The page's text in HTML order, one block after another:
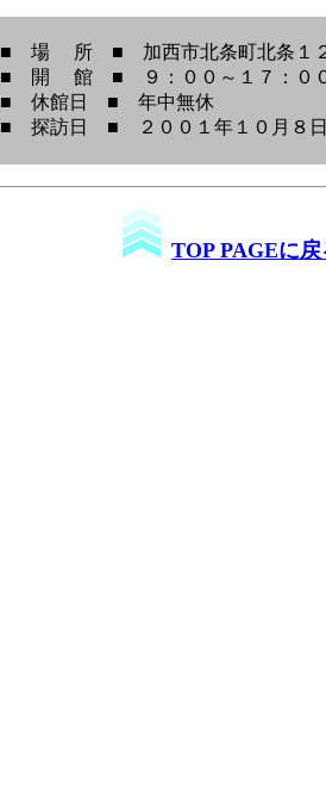
■ 場 所 ■ 加西市北条町北条１
■ 開 館 ■ ９：００～１７：０
■ 休館日 ■ 年中無休
■ 探訪日 ■ ２００１年１０月８
TOP PAGEに戻